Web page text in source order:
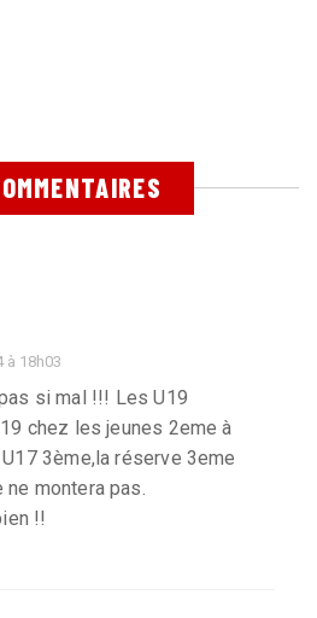
à 18h03
si mal !!! Les U19
chez les jeunes 2eme à
3ème,la réserve 3eme
montera pas.
!!